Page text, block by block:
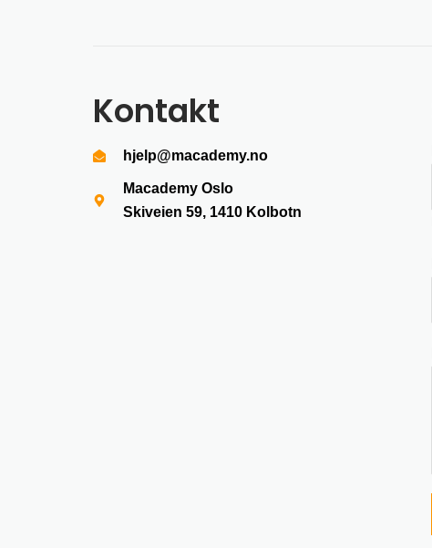
Kontakt
hjelp@macademy.no
Macademy Oslo
Skiveien 59, 1410 Kolbotn